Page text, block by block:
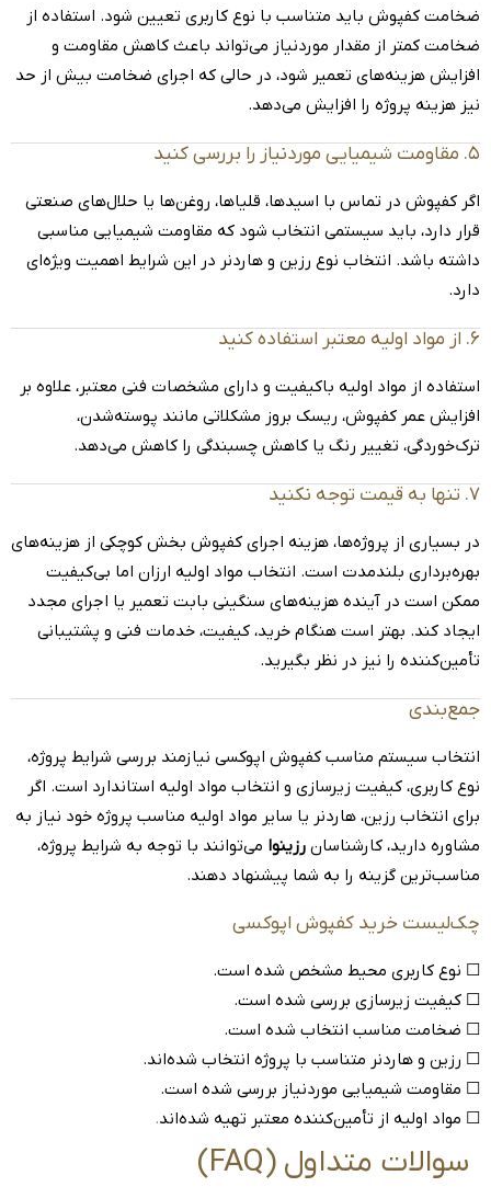
ضخامت کفپوش باید متناسب با نوع کاربری تعیین شود. استفاده از
ضخامت کمتر از مقدار موردنیاز می‌تواند باعث کاهش مقاومت و
افزایش هزینه‌های تعمیر شود، در حالی که اجرای ضخامت بیش از حد
نیز هزینه پروژه را افزایش می‌دهد.
۵. مقاومت شیمیایی موردنیاز را بررسی کنید
اگر کفپوش در تماس با اسیدها، قلیاها، روغن‌ها یا حلال‌های صنعتی
قرار دارد، باید سیستمی انتخاب شود که مقاومت شیمیایی مناسبی
داشته باشد. انتخاب نوع رزین و هاردنر در این شرایط اهمیت ویژه‌ای
دارد.
۶. از مواد اولیه معتبر استفاده کنید
استفاده از مواد اولیه باکیفیت و دارای مشخصات فنی معتبر، علاوه بر
افزایش عمر کفپوش، ریسک بروز مشکلاتی مانند پوسته‌شدن،
ترک‌خوردگی، تغییر رنگ یا کاهش چسبندگی را کاهش می‌دهد.
۷. تنها به قیمت توجه نکنید
در بسیاری از پروژه‌ها، هزینه اجرای کفپوش بخش کوچکی از هزینه‌های
بهره‌برداری بلندمدت است. انتخاب مواد اولیه ارزان اما بی‌کیفیت
ممکن است در آینده هزینه‌های سنگینی بابت تعمیر یا اجرای مجدد
ایجاد کند. بهتر است هنگام خرید، کیفیت، خدمات فنی و پشتیبانی
تأمین‌کننده را نیز در نظر بگیرید.
جمع‌بندی
انتخاب سیستم مناسب کفپوش اپوکسی نیازمند بررسی شرایط پروژه،
نوع کاربری، کیفیت زیرسازی و انتخاب مواد اولیه استاندارد است. اگر
برای انتخاب رزین، هاردنر یا سایر مواد اولیه مناسب پروژه خود نیاز به
مشاوره دارید، کارشناسان رزینوا می‌توانند با توجه به شرایط پروژه،
مناسب‌ترین گزینه را به شما پیشنهاد دهند.
چک‌لیست خرید کفپوش اپوکسی
☐ نوع کاربری محیط مشخص شده است.
☐ کیفیت زیرسازی بررسی شده است.
☐ ضخامت مناسب انتخاب شده است.
☐ رزین و هاردنر متناسب با پروژه انتخاب شده‌اند.
☐ مقاومت شیمیایی موردنیاز بررسی شده است.
☐ مواد اولیه از تأمین‌کننده معتبر تهیه شده‌اند.
سوالات متداول (FAQ)